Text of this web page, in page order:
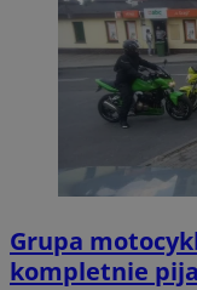
Grupa
kompletnie